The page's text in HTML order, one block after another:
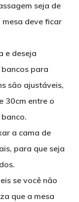
seja de
mesa deve ficar
e deseja
para
são ajustáveis,
30cm entre o
a cama de
para que seja
se você não
que a mesa